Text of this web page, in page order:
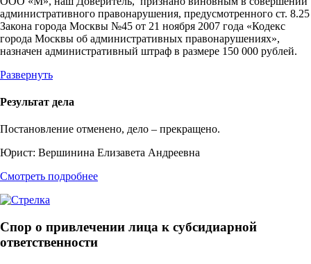
административного правонарушения, предусмотренного ст. 8.25
Закона города Москвы №45 от 21 ноября 2007 года «Кодекс
города Москвы об административных правонарушениях»,
назначен административный штраф в размере 150 000 рублей.
Развернуть
Результат дела
Постановление отменено, дело – прекращено.
Юрист: Вершинина Елизавета Андреевна
Смотреть подробнее
Спор о привлечении лица к субсидиарной
ответственности